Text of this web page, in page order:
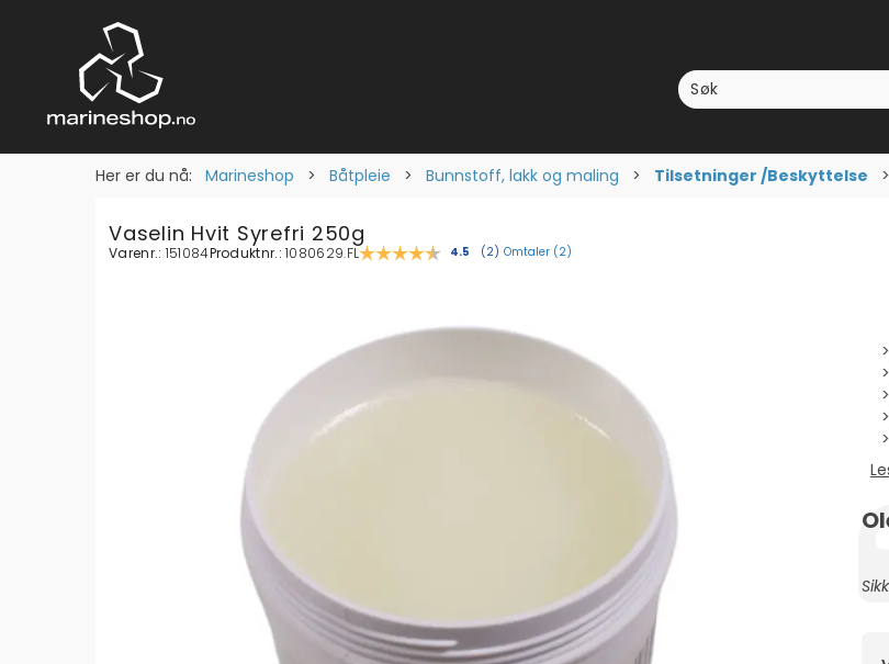
Her er du nå: Marineshop > Båtpleie > Bunnstoff, lakk og maling > Tilsetninger /Beskyttelse >
Vaselin Hvit Syrefri 250g
Varenr.: 151084Produktnr.:1080629.FL Gjennomsnittskarakter:
4.5 (stemmer:
2) Omtaler (2)